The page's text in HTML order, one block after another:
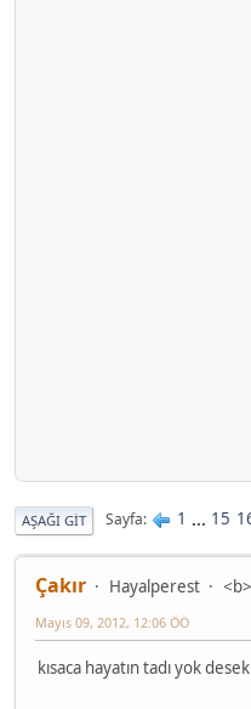
AŞAĞI GIT Sayfa 1 ... 15
Çakır Hayalperest
Mayıs 09, 2012, 12:06 ÖÖ
kısaca hayatın tadı yok